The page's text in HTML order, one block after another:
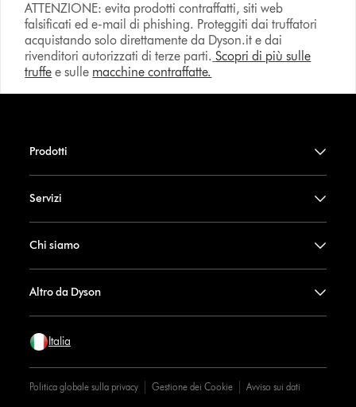
ATTENZIONE: evita prodotti contraffatti, siti web
falsificati ed e-mail di phishing. Proteggiti dai truffatori
acquistando solo direttamente da Dyson.it e dai
rivenditori autorizzati di terze parti. Scopri di più sulle
truffe e sulle macchine contraffatte.
Prodotti
Servizi
Chi siamo
Altro da Dyson
Italia
Politica globale sulla privacy Gestione dei Cookie Avviso sui dati